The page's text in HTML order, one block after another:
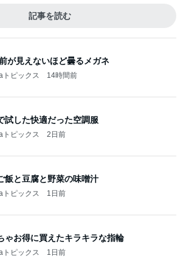
記事を読む
が見えないほど曇るメガネ
トピックス 14時間前
試した快適だった空調服
トピックス 2日前
飯と豆腐と野菜の味噌汁
トピックス 1日前
ゃお得に買えたキラキラな指輪
トピックス 1日前